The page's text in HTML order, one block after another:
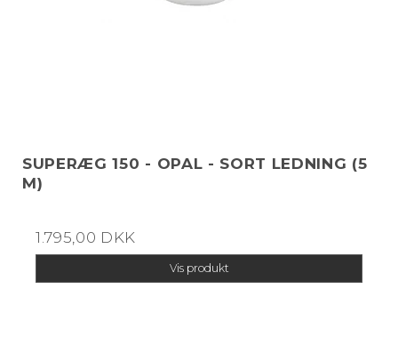
SUPERÆG 150 - OPAL - SORT LEDNING (5
M)
1.795,00 DKK
Vis produkt